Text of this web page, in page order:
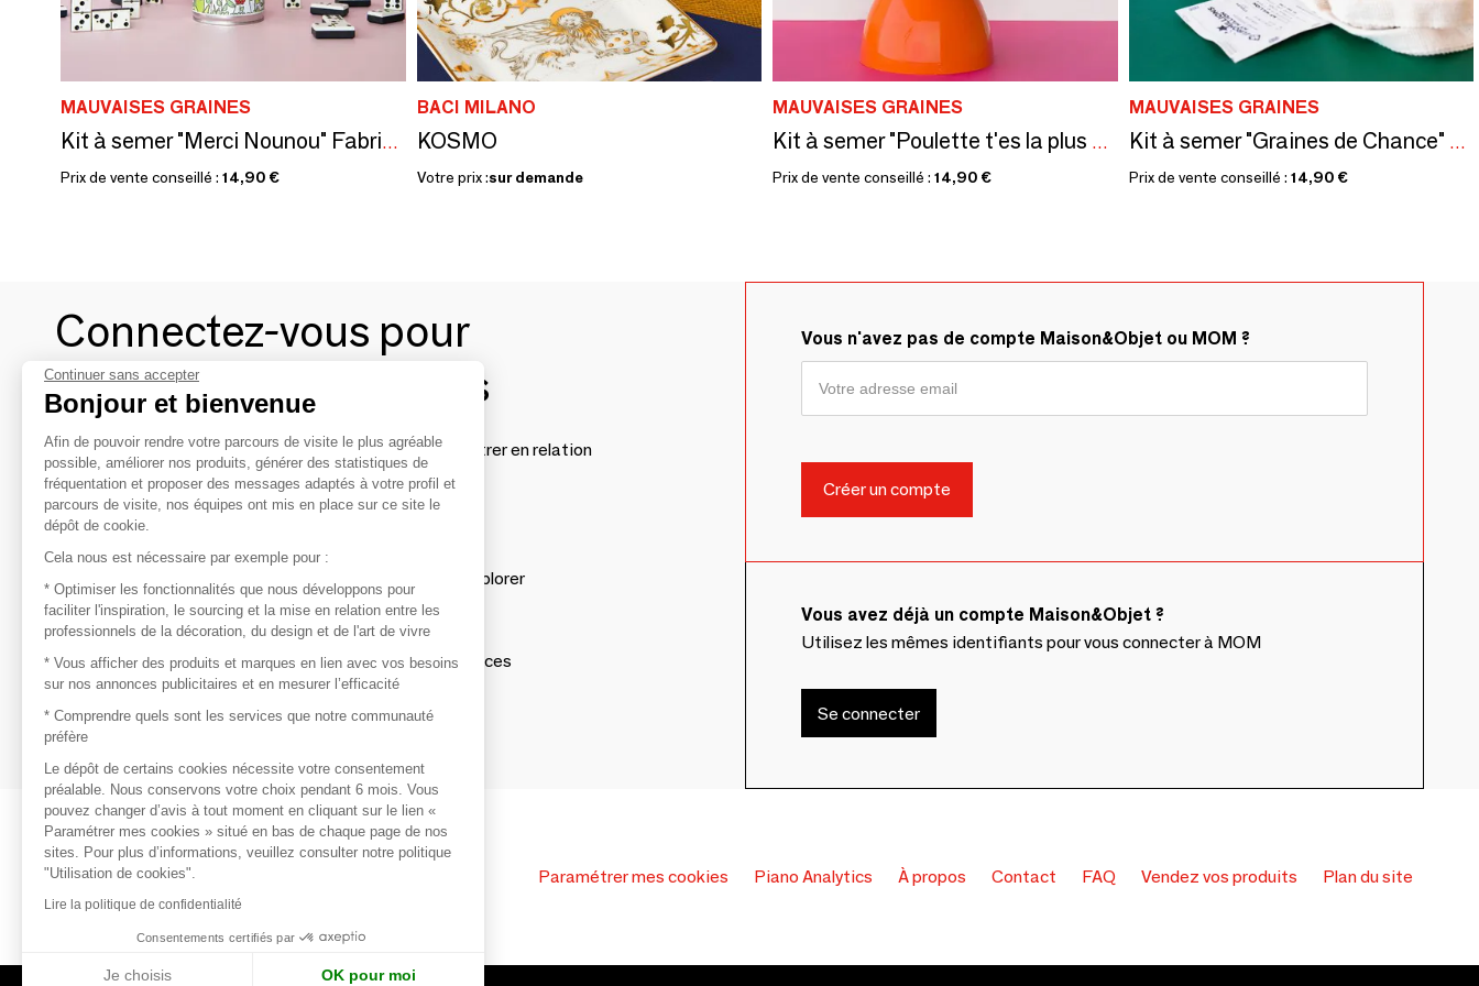
MAUVAISES GRAINES
Kit à semer "Merci Nounou" Fabriqué en France
Prix de vente conseillé : 14,90 €
BACI MILANO
KOSMO
Votre prix :sur demande
MAUVAISES GRAINES
Kit à semer "Poulette t'es la plus chouette"
Prix de vente conseillé : 14,90 €
MAUVAISES GRAINES
Kit à semer "Graines de Chance" Fabriqué en France
Prix de vente conseillé : 14,90 €
Connectez-vous pour
contacter les marques
Afin de profiter au mieux de l'expérience MOM et de rentrer en relation
avec vos marques préférées, créez-vous un compte.
Découvrir
Les produits de milliers de fournisseurs à explorer
S'inspirer
Inspiration et sélections de produits tendances
Contacter
Vous n'avez pas de compte Maison&Objet ou MOM ?
Vous avez déjà un compte Maison&Objet ?
Utilisez les mêmes identifiants pour vous connecter à MOM
Se connecter
Paramétrer mes cookies Piano Analytics À propos Contact FAQ Vendez vos produits Plan du site
Continuer sans accepter
Bonjour et bienvenue
Afin de pouvoir rendre votre parcours de visite le plus agréable
possible, améliorer nos produits, générer des statistiques de
fréquentation et proposer des messages adaptés à votre profil et
parcours de visite, nos équipes ont mis en place sur ce site le
dépôt de cookie.
Cela nous est nécessaire par exemple pour :
* Optimiser les fonctionnalités que nous développons pour
faciliter l'inspiration, le sourcing et la mise en relation entre les
professionnels de la décoration, du design et de l'art de vivre
* Vous afficher des produits et marques en lien avec vos besoins
sur nos annonces publicitaires et en mesurer l’efficacité
* Comprendre quels sont les services que notre communauté
préfère
Le dépôt de certains cookies nécessite votre consentement
préalable. Nous conservons votre choix pendant 6 mois. Vous
pouvez changer d’avis à tout moment en cliquant sur le lien «
Paramétrer mes cookies » situé en bas de chaque page de nos
sites. Pour plus d’informations, veuillez consulter notre politique
"Utilisation de cookies".
Lire la politique de confidentialité
Consentements certifiés par
Je choisis OK pour moi